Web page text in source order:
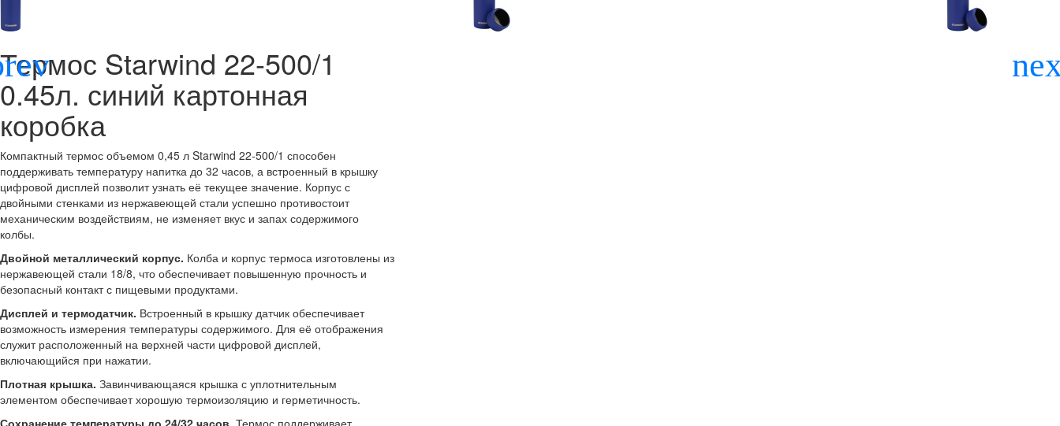
Термос Starwind 22-500/1
0.45л. синий картонная
коробка
Компактный термос объемом 0,45 л Starwind 22-500/1 способен
поддерживать температуру напитка до 32 часов, а встроенный в крышку
цифровой дисплей позволит узнать её текущее значение. Корпус с
двойными стенками из нержавеющей стали успешно противостоит
механическим воздействиям, не изменяет вкус и запах содержимого
колбы.
Двойной металлический корпус. Колба и корпус термоса изготовлены из
нержавеющей стали 18/8, что обеспечивает повышенную прочность и
безопасный контакт с пищевыми продуктами.
Дисплей и термодатчик. Встроенный в крышку датчик обеспечивает
возможность измерения температуры содержимого. Для её отображения
служит расположенный на верхней части цифровой дисплей,
включающийся при нажатии.
Плотная крышка. Завинчивающаяся крышка с уплотнительным
элементом обеспечивает хорошую термоизоляцию и герметичность.
Сохранение температуры до 24/32 часов. Термос поддерживает